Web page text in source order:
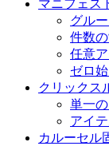
マニフェス
グル
件数
任意
ゼロ
クリックス
単一
アイ
カルーセル